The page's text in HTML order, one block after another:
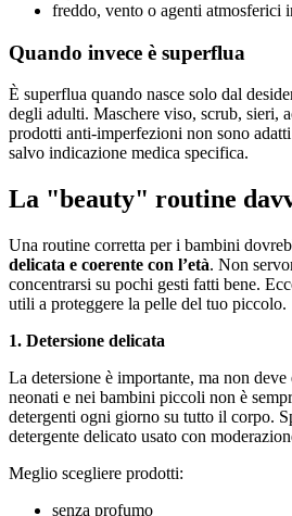
freddo, vento o agenti atmosferici
Quando invece è superflua
È superflua quando nasce solo dal
degli adulti. Maschere viso, scrub, sieri,
prodotti anti-imperfezioni non sono
salvo indicazione medica specifica.
La "beauty" routine
Una routine corretta per i bambini
delicata e coerente con l’età. Non
concentrarsi su pochi gesti fatti bene.
utili a proteggere la pelle del tuo piccolo.
1. Detersione delicata
La detersione è importante, ma non deve
neonati e nei bambini piccoli non è
detergenti ogni giorno su tutto il corpo.
detergente delicato usato con
Meglio scegliere prodotti:
senza profumo